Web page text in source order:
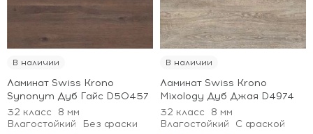
В наличии
Ламинат Swiss Krono
Synonym Дуб Гайс D50457
32 класс
8 мм
Влагостойкий
Без фаски
В наличии
Ламинат Swiss Krono
Mixology Дуб Джая D4974
32 класс
8 мм
Влагостойкий
С фаской